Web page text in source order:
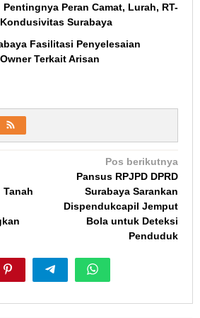
Peran Camat, Lurah, RT-
Surabaya
Fasilitasi Penyelesaian
Terkait Arisan
Tanah
Pos berikutnya
Pansus RPJPD DPRD
Surabaya Sarankan
Dispendukcapil Jemput
Bola untuk Deteksi
Penduduk